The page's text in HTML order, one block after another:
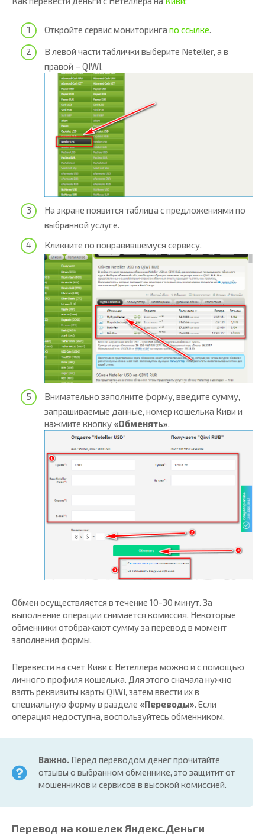
Откройте сервис мониторинга по ссылке.
В левой части таблички выберите Neteller, а в
правой – QIWI.
На экране появится таблица с предложениями по
выбранной услуге.
Кликните по понравившемуся сервису.
Внимательно заполните форму, введите сумму,
запрашиваемые данные, номер кошелька Киви и
нажмите кнопку «Обменять».
Обмен осуществляется в течение 10-30 минут. За
выполнение операции снимается комиссия. Некоторые
обменники отображают сумму за перевод в момент
заполнения формы.
Перевести на счет Киви с Нетеллера можно и с помощью
личного профиля кошелька. Для этого сначала нужно
взять реквизиты карты QIWI, затем ввести их в
специальную форму в разделе «Переводы». Если
операция недоступна, воспользуйтесь обменником.
Важно. Перед переводом денег прочитайте
отзывы о выбранном обменнике, это защитит от
мошенников и сервисов в высокой комиссией.
Перевод на кошелек Яндекс.Деньги